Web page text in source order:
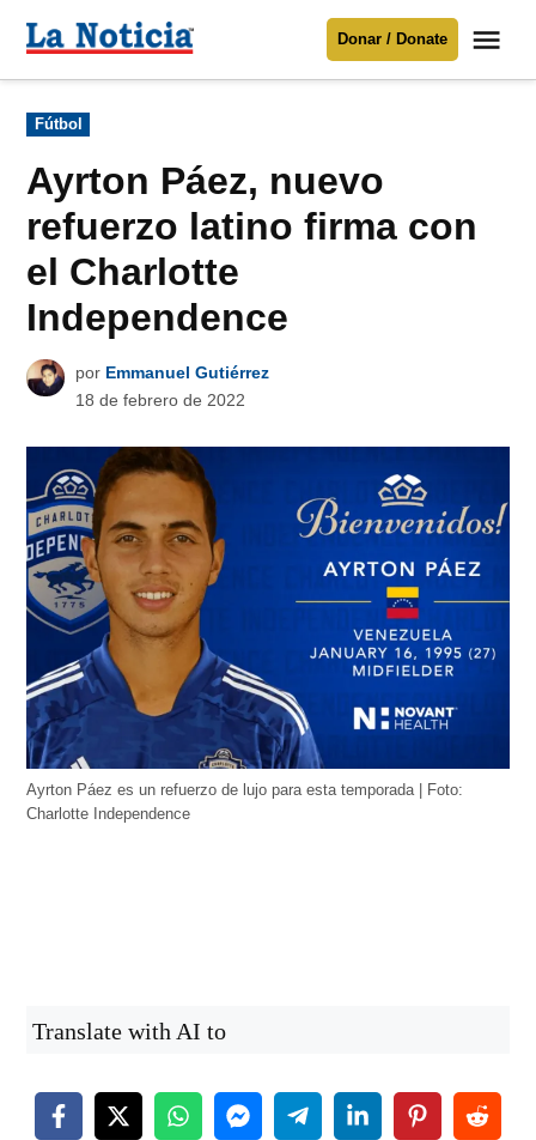
Para mantenerte informado necesitamos
Donar
contenido
Noticia
Donar / Donate
Publicado
en
Fútbol
Ayrton Páez, nuevo
refuerzo latino firma con
el Charlotte
Independence
por Emmanuel Gutiérrez
18 de febrero de 2022
Ayrton Páez es un refuerzo de lujo para esta temporada | Foto:
Charlotte Independence
Translate with AI to